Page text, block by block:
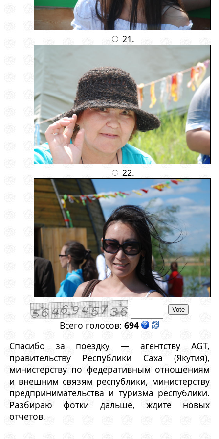
21.
22.
Всего голосов: 694
Спасибо за поездку — агентству AGT,
правительству Республики Саха (Якутия),
министерству по федеративным отношениям
и внешним связям республики, министерству
предпринимательства и туризма республики.
Разбираю фотки дальше, ждите новых
отчетов.